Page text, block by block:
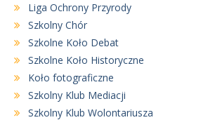
Liga Ochrony Przyrody
Szkolny Chór
Szkolne Koło Debat
Szkolne Koło Historyczne
Koło fotograficzne
Szkolny Klub Mediacji
Szkolny Klub Wolontariusza